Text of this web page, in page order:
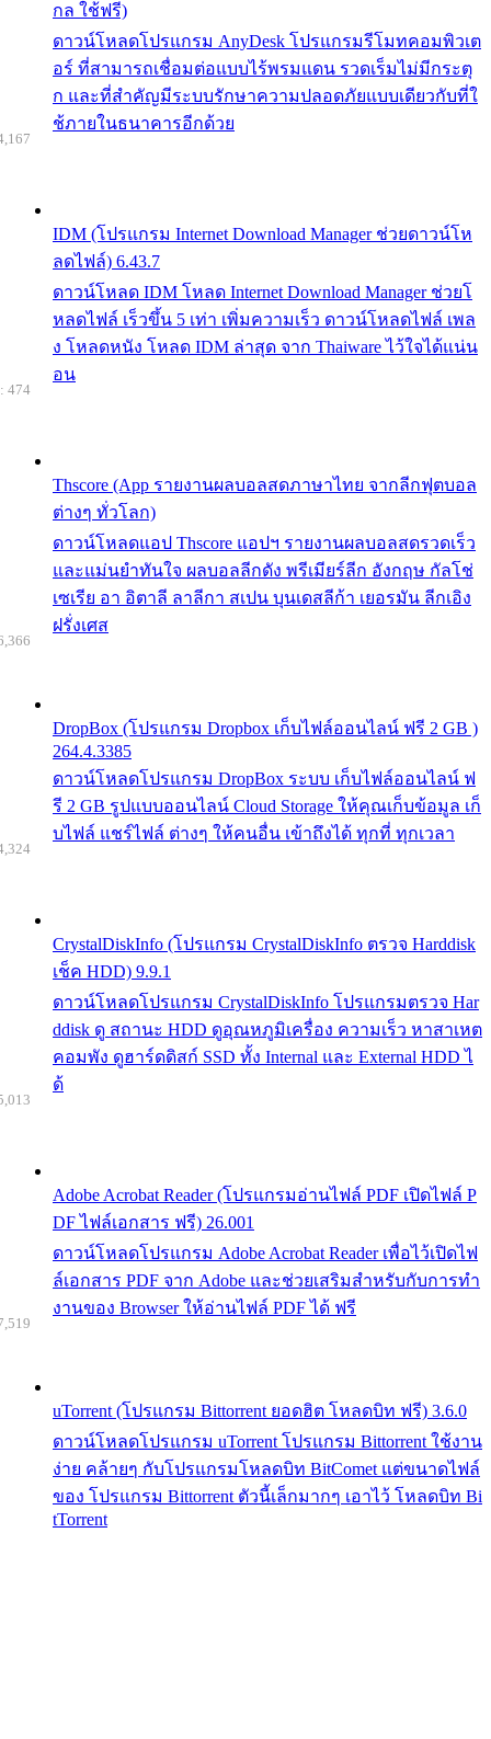
กล ใช้ฟรี)
ดาวน์โหลดโปรแกรม AnyDesk โปรแกรมรีโมทคอมพิวเต
อร์ ที่สามารถเชื่อมต่อแบบไร้พรมแดน รวดเร็มไม่มีกระตุ
ก และที่สำคัญมีระบบรักษาความปลอดภัยแบบเดียวกับที่ใ
ช้ภายในธนาคารอีกด้วย
IDM (โปรแกรม Internet Download Manager ช่วยดาวน์โห
ลดไฟล์) 6.43.7
ดาวน์โหลด IDM โหลด Internet Download Manager ช่วยโ
หลดไฟล์ เร็วขึ้น 5 เท่า เพิ่มความเร็ว ดาวน์โหลดไฟล์ เพล
ง โหลดหนัง โหลด IDM ล่าสุด จาก Thaiware ไว้ใจได้แน่น
อน
Thscore (App รายงานผลบอลสดภาษาไทย จากลีกฟุตบอล
ต่างๆ ทั่วโลก)
ดาวน์โหลดแอป Thscore แอปฯ รายงานผลบอลสดรวดเร็ว
และแม่นยำทันใจ ผลบอลลีกดัง พรีเมียร์ลีก อังกฤษ กัลโช่
เซเรีย อา อิตาลี ลาลีกา สเปน บุนเดสลีก้า เยอรมัน ลีกเอิง
ฝรั่งเศส
474
DropBox (โปรแกรม Dropbox เก็บไฟล์ออนไลน์ ฟรี 2 GB )
264.4.3385
ดาวน์โหลดโปรแกรม DropBox ระบบ เก็บไฟล์ออนไลน์ ฟ
รี 2 GB รูปแบบออนไลน์ Cloud Storage ให้คุณเก็บข้อมูล เก็
บไฟล์ แชร์ไฟล์ ต่างๆ ให้คนอื่น เข้าถึงได้ ทุกที่ ทุกเวลา
CrystalDiskInfo (โปรแกรม CrystalDiskInfo ตรวจ Harddisk
เช็ค HDD) 9.9.1
ดาวน์โหลดโปรแกรม CrystalDiskInfo โปรแกรมตรวจ Har
ddisk ดู สถานะ HDD ดูอุณหภูมิเครื่อง ความเร็ว หาสาเหต
คอมพัง ดูฮาร์ดดิสก์ SSD ทั้ง Internal และ External HDD ไ
ด้
Adobe Acrobat Reader (โปรแกรมอ่านไฟล์ PDF เปิดไฟล์ P
DF ไฟล์เอกสาร ฟรี) 26.001
ดาวน์โหลดโปรแกรม Adobe Acrobat Reader เพื่อไว้เปิดไฟ
ล์เอกสาร PDF จาก Adobe และช่วยเสริมสำหรับกับการทำ
งานของ Browser ให้อ่านไฟล์ PDF ได้ ฟรี
uTorrent (โปรแกรม Bittorrent ยอดฮิต โหลดบิท ฟรี) 3.6.0
ดาวน์โหลดโปรแกรม uTorrent โปรแกรม Bittorrent ใช้งาน
ง่าย คล้ายๆ กับโปรแกรมโหลดบิท BitComet แต่ขนาดไฟล์
ของ โปรแกรม Bittorrent ตัวนี้เล็กมากๆ เอาไว้ โหลดบิท Bi
tTorrent